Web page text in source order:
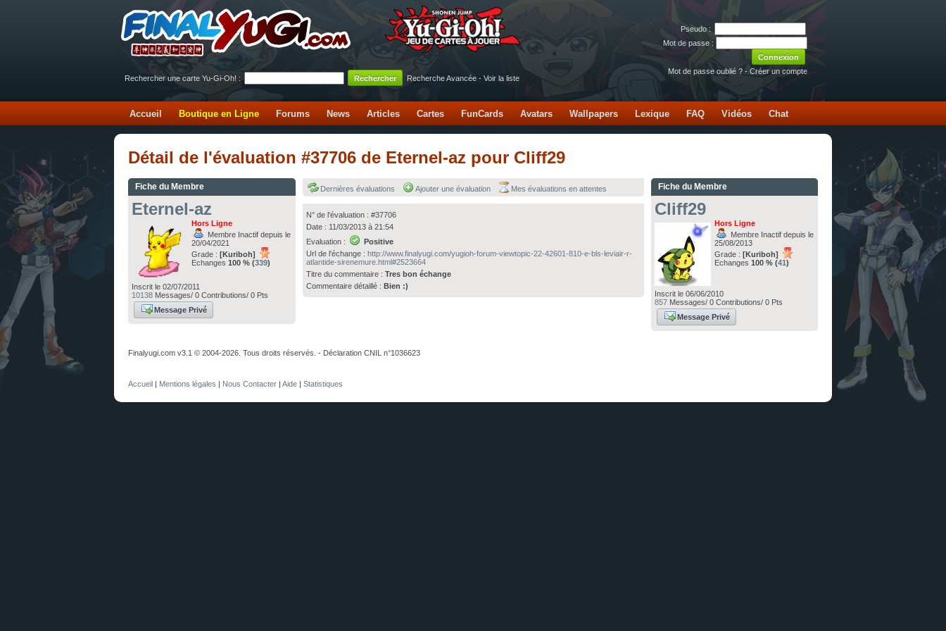
Pseudo :
Mot de passe :
Mot de passe oublié ? - Créer un compte
Rechercher une carte Yu-Gi-Oh! :
Recherche Avancée - Voir la liste
Accueil Boutique en Ligne Forums News Articles Cartes FunCards Avatars Wallpapers Lexique FAQ Vidéos Chat
Détail de l'évaluation #37706 de Eternel-az pour Cliff29
Fiche du Membre
Eternel-az
Hors Ligne
Membre Inactif depuis le
20/04/2021
Grade : [Kuriboh]
Echanges 100 % (339)
Inscrit le 02/07/2011
10138 Messages/ 0 Contributions/ 0 Pts
Message Privé
Dernières évaluations Ajouter une évaluation Mes évaluations en attentes
N° de l'évaluation : #37706
Date : 11/03/2013 à 21:54
Evaluation :
Positive
Url de l'échange : http://www.finalyugi.com/yugioh-forum-viewtopic-22-42601-810-e-bls-leviair-r-
atlantide-sirenemure.html#2523664
Titre du commentaire : Tres bon échange
Commentaire détaillé : Bien :)
Fiche du Membre
Cliff29
Hors Ligne
Membre Inactif depuis le
25/08/2013
Grade : [Kuriboh]
Echanges 100 % (41)
Inscrit le 06/06/2010
857Messages/ 0 Contributions/ 0 Pts
Message Privé
Finalyugi.com v3.1 © 2004-2026. Tous droits réservés. - Déclaration CNIL n°1036623
Accueil | Mentions légales | Nous Contacter | Aide | Statistiques